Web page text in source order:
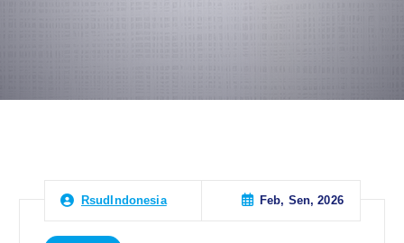
RsudIndonesia Feb, Sen, 2026